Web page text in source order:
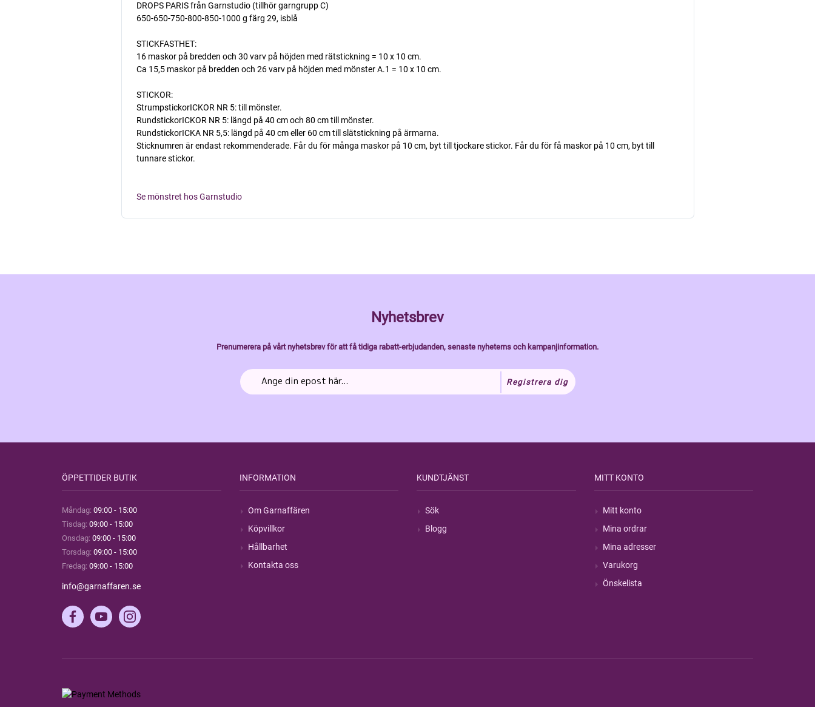
DROPS PARIS från Garnstudio (tillhör garngrupp C)
650-650-750-800-850-1000 g färg 29, isblå
STICKFASTHET:
16 maskor på bredden och 30 varv på höjden med rätstickning = 10 x 10 cm.
Ca 15,5 maskor på bredden och 26 varv på höjden med mönster A.1 = 10 x 10 cm.
STICKOR:
StrumpstickorICKOR NR 5: till mönster.
RundstickorICKOR NR 5: längd på 40 cm och 80 cm till mönster.
RundstickorICKA NR 5,5: längd på 40 cm eller 60 cm till slätstickning på ärmarna.
Sticknumren är endast rekommenderade. Får du för många maskor på 10 cm, byt till tjockare stickor. Får du för få maskor på 10 cm, byt till
tunnare stickor.
Se mönstret hos Garnstudio
Nyhetsbrev
Prenumerera på vårt nyhetsbrev för att få tidiga rabatt-erbjudanden, senaste nyheterns och kampanjinformation.
Registrera dig
ÖPPETTIDER BUTIK
Måndag: 09:00 - 15:00
Tisdag: 09:00 - 15:00
Onsdag: 09:00 - 15:00
Torsdag: 09:00 - 15:00
Fredag: 09:00 - 15:00
info@garnaffaren.se
INFORMATION
Om Garnaffären
Köpvillkor
Hållbarhet
Kontakta oss
KUNDTJÄNST
Sök
Blogg
MITT KONTO
Mitt konto
Mina ordrar
Mina adresser
Varukorg
Önskelista